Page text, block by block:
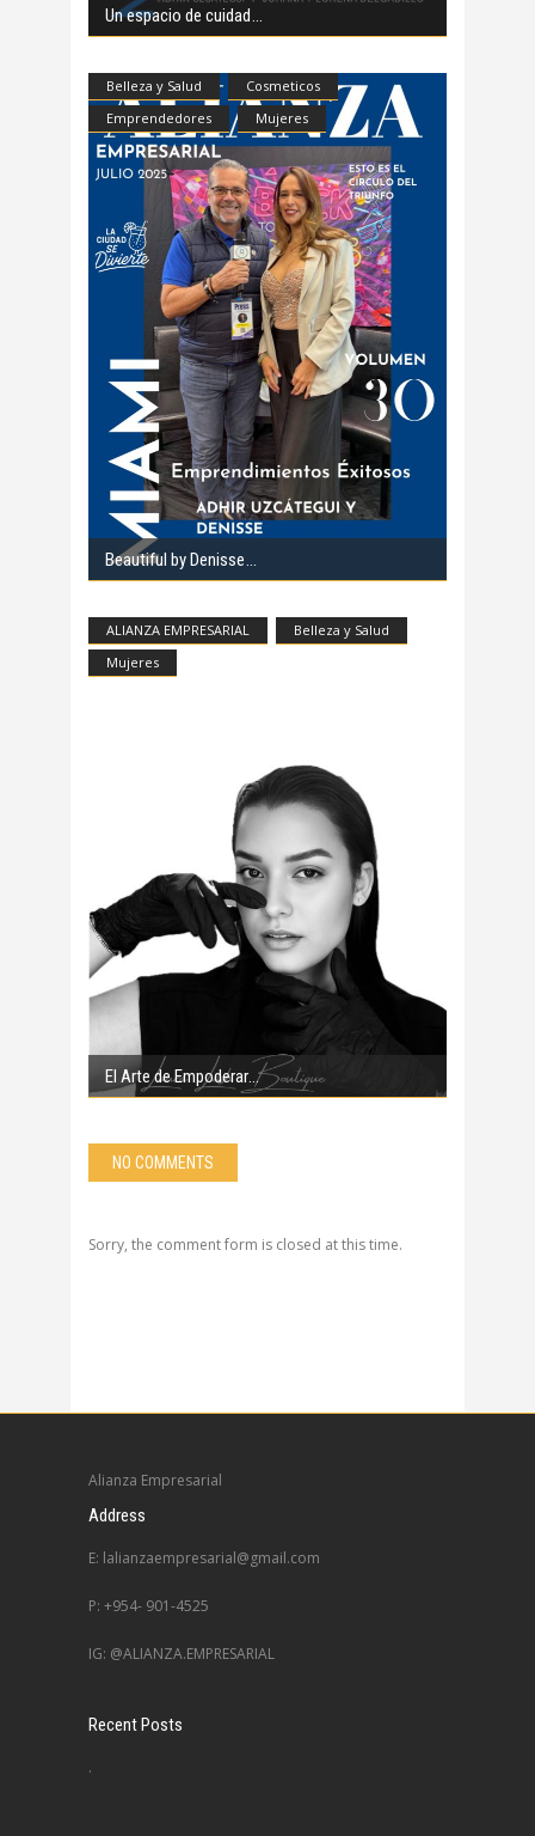
Un espacio de cuidad
Belleza y Salud
Cosmeticos
Emprendedores
Mujeres
Beautiful by Denisse
ALIANZA EMPRESARIAL
Belleza y Salud
Mujeres
El Arte de Empoderar
NO COMMENTS
Sorry, the comment form is closed at this time.
Alianza Empresarial
Address
E: lalianzaempresarial@gmail.com
P: +954- 901-4525
IG: @ALIANZA.EMPRESARIAL
Recent Posts
.